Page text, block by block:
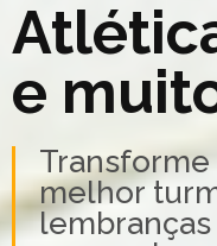
e
melhor